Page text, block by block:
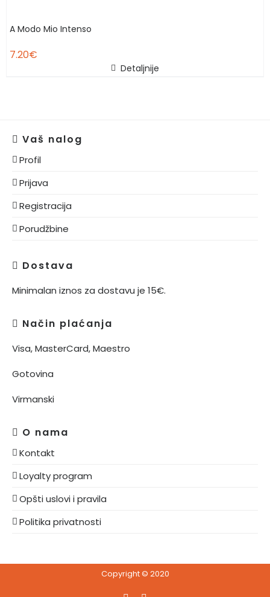
A Modo Mio Intenso
7.20€
Detaljnije
Vaš nalog
Profil
Prijava
Registracija
Porudžbine
Dostava
Minimalan iznos za dostavu je 15€.
Način plaćanja
Visa, MasterCard, Maestro
Gotovina
Virmanski
O nama
Kontakt
Loyalty program
Opšti uslovi i pravila
Politika privatnosti
Copyright © 2020